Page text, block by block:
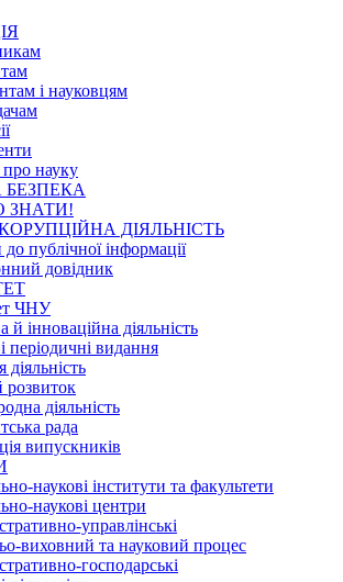
і науковцям
науку
ЗНАТИ!
ДІЯЛЬНІСТЬ
публічної інформації
довідник
ЧНУ
й інноваційна діяльність
періодичні видання
діяльність
розвиток
діяльність
рада
випускників
наукові інститути та факультети
наукові центри
управлінські
виховний та науковий процес
господарські